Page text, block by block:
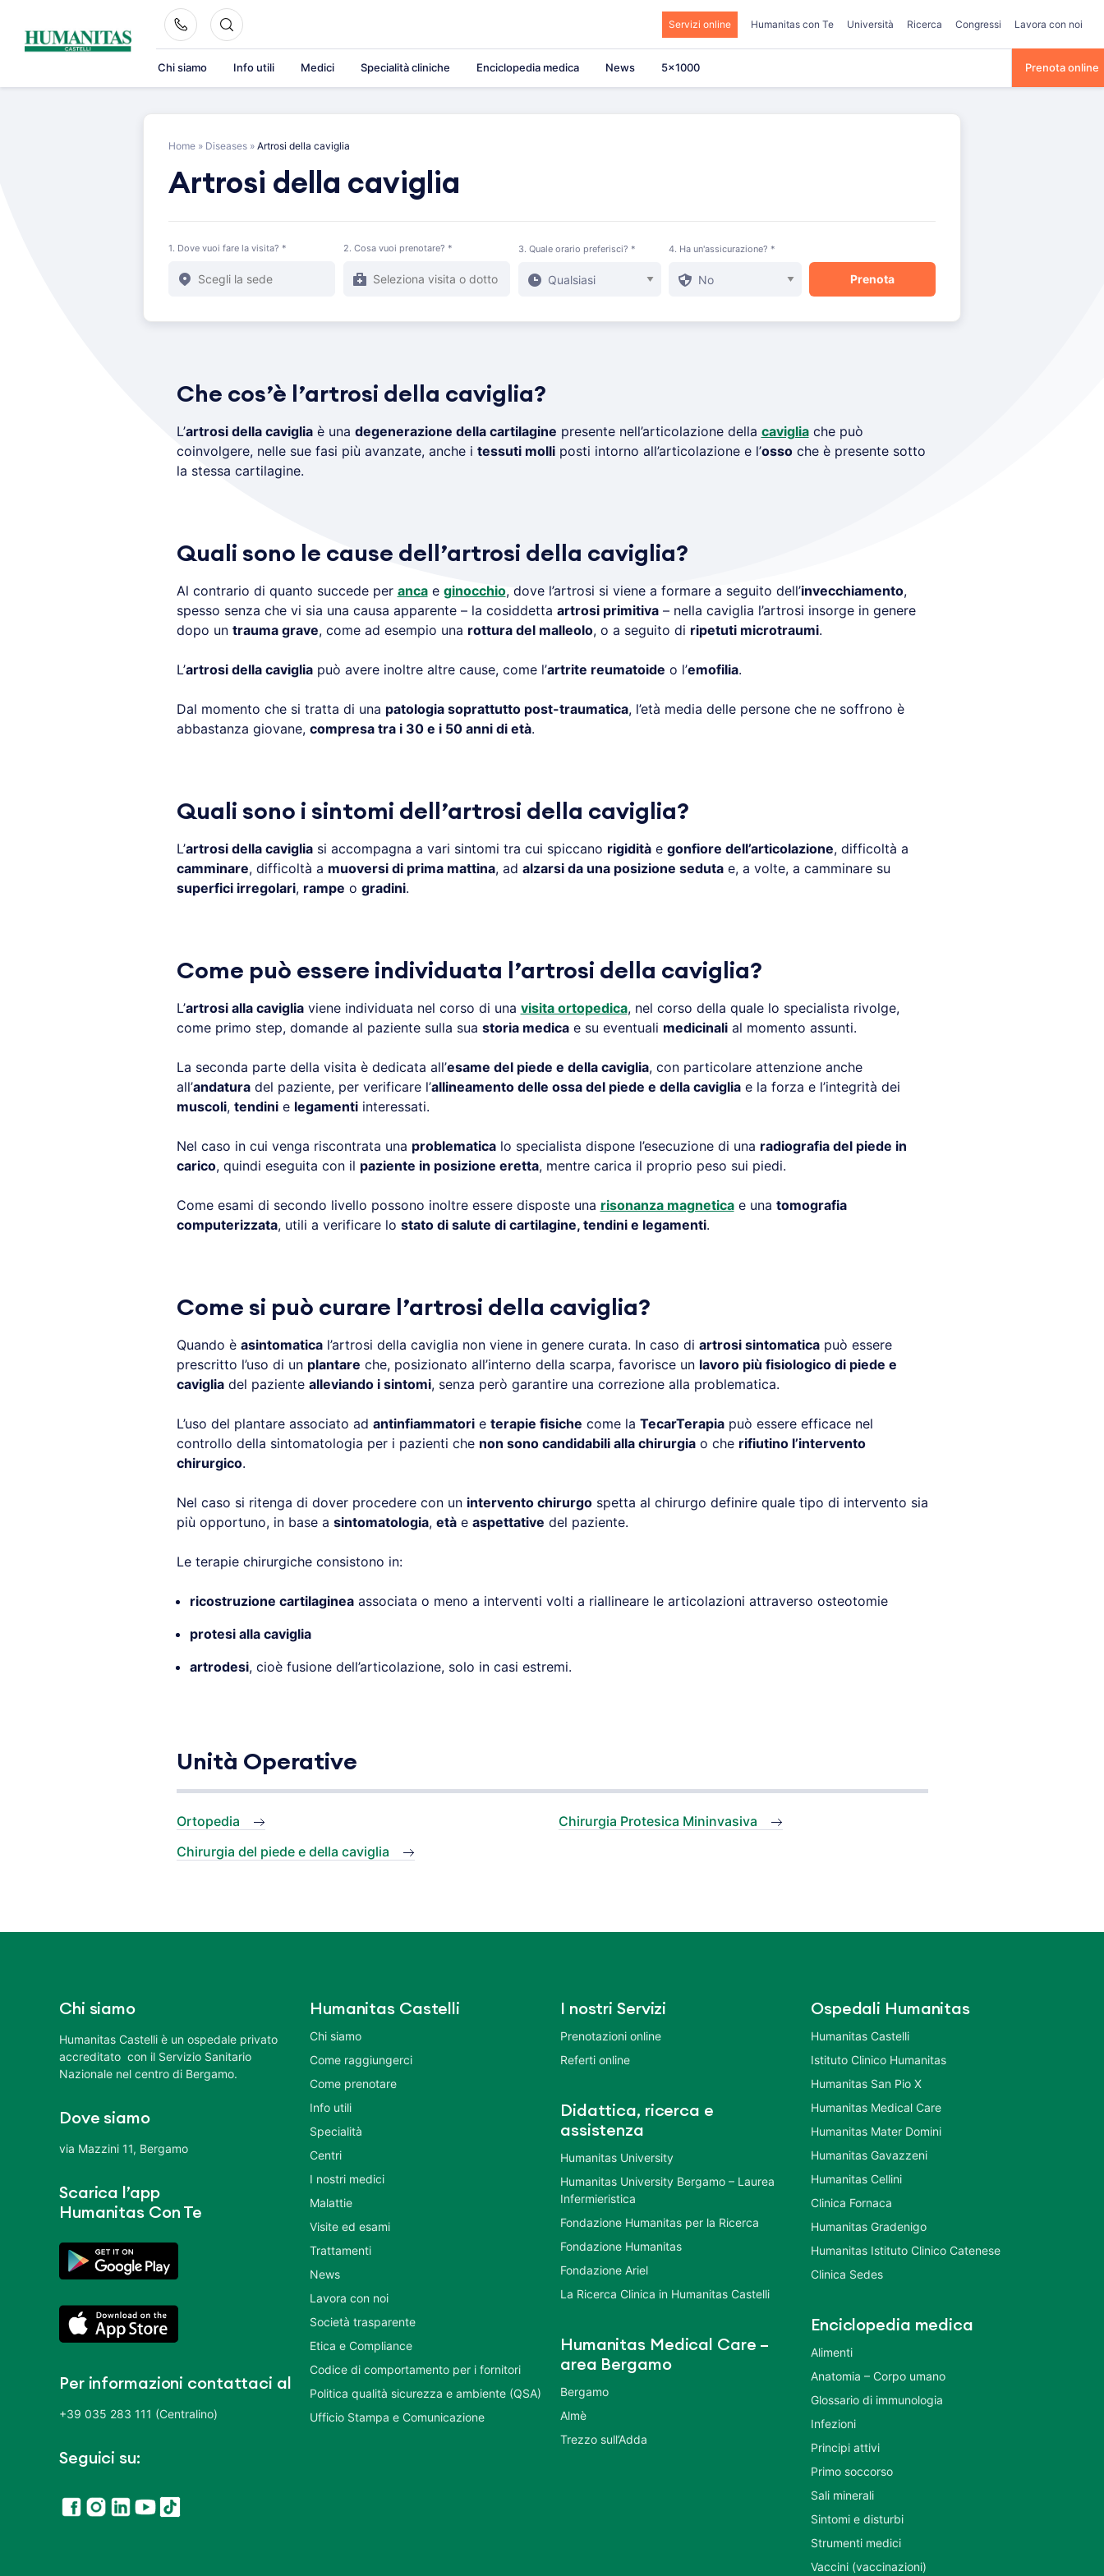
content
Servizi online Humanitas con Te Università Ricerca Congressi Lavora con noi
Chi siamo Info utili Medici Specialità cliniche Enciclopedia medica News 5×1000 Prenota online
Home » Diseases » Artrosi della caviglia
Artrosi della caviglia
1. Dove vuoi fare la visita? * 2. Cosa vuoi prenotare? * 3. Quale orario preferisci? * 4. Ha un'assicurazione? *
Che cos’è l’artrosi della caviglia?
L’artrosi della cavigliaè una degenerazione della cartilagine presente nell’articolazione della cavigliache può
coinvolgere, nelle sue fasi più avanzate, anche i tessuti molliposti intorno all’articolazione e l’ossoche è presente sotto
la stessa cartilagine.
Quali sono le cause dell’artrosi della caviglia?
Al contrario di quanto succede per ancae ginocchio, dove l’artrosi si viene a formare a seguito dell’invecchiamento,
spesso senza che vi sia una causa apparente – la cosiddetta artrosi primitiva– nella caviglia l’artrosi insorge in genere
dopo un trauma grave, come ad esempio una rottura del malleolo, o a seguito di ripetuti microtraumi.
L’artrosi della cavigliapuò avere inoltre altre cause, come l’artrite reumatoide o l’emofilia.
Dal momento che si tratta di una patologia soprattutto post-traumatica, l’età media delle persone che ne soffrono è
abbastanza giovane, compresa tra i 30 e i 50 anni di età.
Quali sono i sintomi dell’artrosi della caviglia?
L’artrosi della cavigliasi accompagna a vari sintomi tra cui spiccano rigiditàe gonfiore dell’articolazione, difficoltà a
camminare, difficoltà a muoversi di prima mattina, ad alzarsi da una posizione sedutae, a volte, a camminare su
superfici irregolari, rampe o gradini.
Come può essere individuata l’artrosi della caviglia?
L’artrosi alla cavigliaviene individuata nel corso di una visita ortopedica, nel corso della quale lo specialista rivolge,
come primo step, domande al paziente sulla sua storia medicae su eventuali medicinalial momento assunti.
La seconda parte della visita è dedicata all’esame del piede e della caviglia, con particolare attenzione anche
all’andaturadel paziente, per verificare l’allineamento delle ossa del piede e della cavigliae la forza e l’integrità dei
muscoli, tendinie legamentiinteressati.
Nel caso in cui venga riscontrata una problematicalo specialista dispone l’esecuzione di una radiografia del piede in
carico, quindi eseguita con il paziente in posizione eretta, mentre carica il proprio peso sui piedi.
Come esami di secondo livello possono inoltre essere disposte una risonanza magneticae una tomografia
computerizzata, utili a verificare lo stato di salute di cartilagine, tendini e legamenti.
Come si può curare l’artrosi della caviglia?
Quando è asintomatical’artrosi della caviglia non viene in genere curata. In caso di artrosi sintomaticapuò essere
prescritto l’uso di un plantare che, posizionato all’interno della scarpa, favorisce un lavoro più fisiologico di piede e
cavigliadel paziente alleviando i sintomi, senza però garantire una correzione alla problematica.
L’uso del plantare associato ad antinfiammatorie terapie fisiche come la TecarTerapiapuò essere efficace nel
controllo della sintomatologia per i pazienti che non sono candidabili alla chirurgiao che rifiutino l’intervento
chirurgico.
Nel caso si ritenga di dover procedere con un intervento chirurgospetta al chirurgo definire quale tipo di intervento sia
più opportuno, in base a sintomatologia, etàe aspettative del paziente.
Le terapie chirurgiche consistono in:
ricostruzione cartilagineaassociata o meno a interventi volti a riallineare le articolazioni attraverso osteotomie
protesi alla caviglia
artrodesi, cioè fusione dell’articolazione, solo in casi estremi.
Unità Operative
Ortopedia
Chirurgia del piede e della caviglia
Chirurgia Protesica Mininvasiva
Chi siamo
Humanitas Castelli è un ospedale privato
accreditato con il Servizio Sanitario
Nazionale nel centro di Bergamo.
Dove siamo
via Mazzini 11, Bergamo
Scarica l’app
Humanitas Con Te
Per informazioni contattaci al
+39 035 283 111 (Centralino)
Seguici su:
Humanitas Castelli
Chi siamo
Come raggiungerci
Come prenotare
Info utili
Specialità
Centri
I nostri medici
Malattie
Visite ed esami
Trattamenti
News
Lavora con noi
Società trasparente
Etica e Compliance
Codice di comportamento per i fornitori
Politica qualità sicurezza e ambiente (QSA)
Ufficio Stampa e Comunicazione
I nostri Servizi
Prenotazioni online
Referti online
Didattica, ricerca e
assistenza
Humanitas University
Humanitas University Bergamo – Laurea
Infermieristica
Fondazione Humanitas per la Ricerca
Fondazione Humanitas
Fondazione Ariel
La Ricerca Clinica in Humanitas Castelli
Humanitas Medical Care –
area Bergamo
Bergamo
Almè
Trezzo sull’Adda
Ospedali Humanitas
Humanitas Castelli
Istituto Clinico Humanitas
Humanitas San Pio X
Humanitas Medical Care
Humanitas Mater Domini
Humanitas Gavazzeni
Humanitas Cellini
Clinica Fornaca
Humanitas Gradenigo
Humanitas Istituto Clinico Catenese
Clinica Sedes
Enciclopedia medica
Alimenti
Anatomia – Corpo umano
Glossario di immunologia
Infezioni
Principi attivi
Primo soccorso
Sali minerali
Sintomi e disturbi
Strumenti medici
Vaccini (vaccinazioni)